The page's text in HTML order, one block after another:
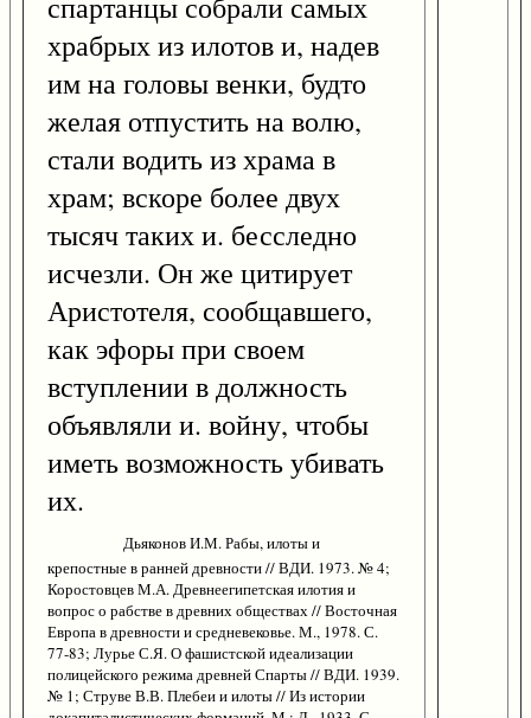
храбрых из илотов и, надев
им на головы венки, будто
желая отпустить на волю,
стали водить из храма в
храм; вскоре более двух
тысяч таких и. бесследно
исчезли. Он же цитирует
Аристотеля, сообщавшего,
как эфоры при своем
вступлении в должность
объявляли и. войну, чтобы
иметь возможность убивать
их.
Дьяконов И.М. Рабы, илоты и
крепостные в ранней древности // ВДИ. 1973. № 4;
Коростовцев М.А. Древнеегипетская илотия и
вопрос о рабстве в древних обществах // Восточная
Европа в древности и средневековье. М., 1978. С.
77-83; Лурье С.Я. О фашистской идеализации
полицейского режима древней Спарты // ВДИ. 1939.
№ 1; Струве В.В. Плебеи и илоты // Из истории